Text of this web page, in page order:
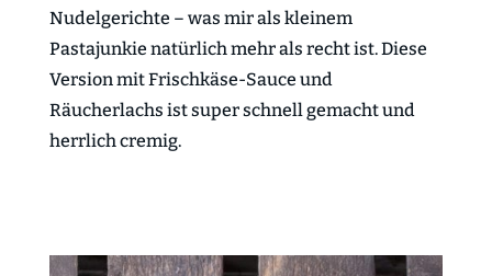
Nudelgerichte – was mir als kleinem
Pastajunkie natürlich mehr als recht ist. Diese
Version mit Frischkäse-Sauce und
Räucherlachs ist super schnell gemacht und
herrlich cremig.